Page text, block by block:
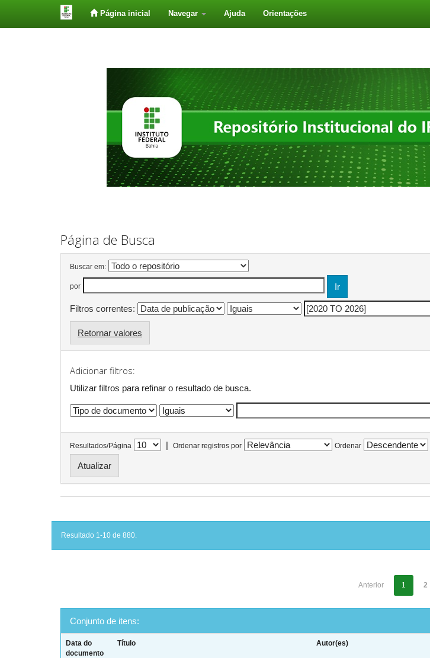
Página inicial Navegar Ajuda Orientações
Página de Busca
Buscar em:
por
Filtros correntes:
Retornar valores
Adicionar filtros:
Utilizar filtros para refinar o resultado de busca.
Resultados/Página | Ordenar registros por Ordenar
Resultado 1-10 de 880.
Anterior 1 2
Conjunto de itens:
Data do
documento
Título Autor(es)